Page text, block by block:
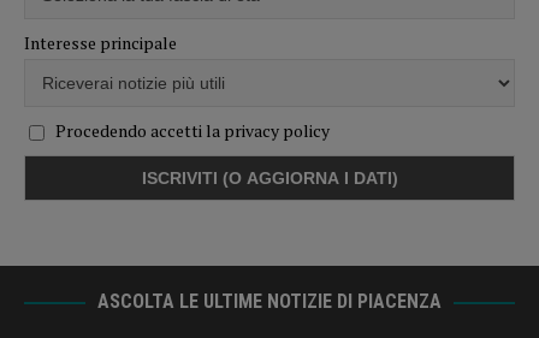
Interesse principale
Procedendo accetti la privacy policy
ASCOLTA LE ULTIME NOTIZIE DI PIACENZA